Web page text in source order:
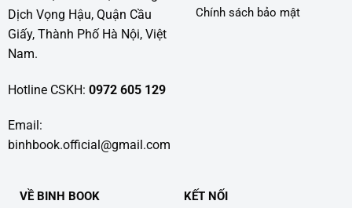
Dịch Vọng Hậu, Quận Cầu
Giấy, Thành Phố Hà Nội, Việt
Nam.
Hotline CSKH: 0972 605 129
Email:
binhbook.official@gmail.com
Chính sách bảo mật
VỀ BINH BOOK
KẾT NỐI